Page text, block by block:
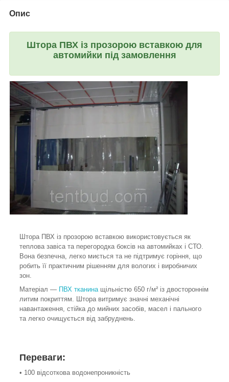
Опис
Штора ПВХ із прозорою вставкою для
автомийки під замовлення
Штора ПВХ із прозорою вставкою використовується як
теплова завіса та перегородка боксів на автомийках і СТО.
Вона безпечна, легко миється та не підтримує горіння, що
робить її практичним рішенням для вологих і виробничих
зон.
Матеріал — ПВХ тканинащільністю 650 г/м² із двостороннім
литим покриттям. Штора витримує значні механічні
навантаження, стійка до мийних засобів, масел і пального
та легко очищується від забруднень.
Переваги:
• 100 відсоткова водонепроникність